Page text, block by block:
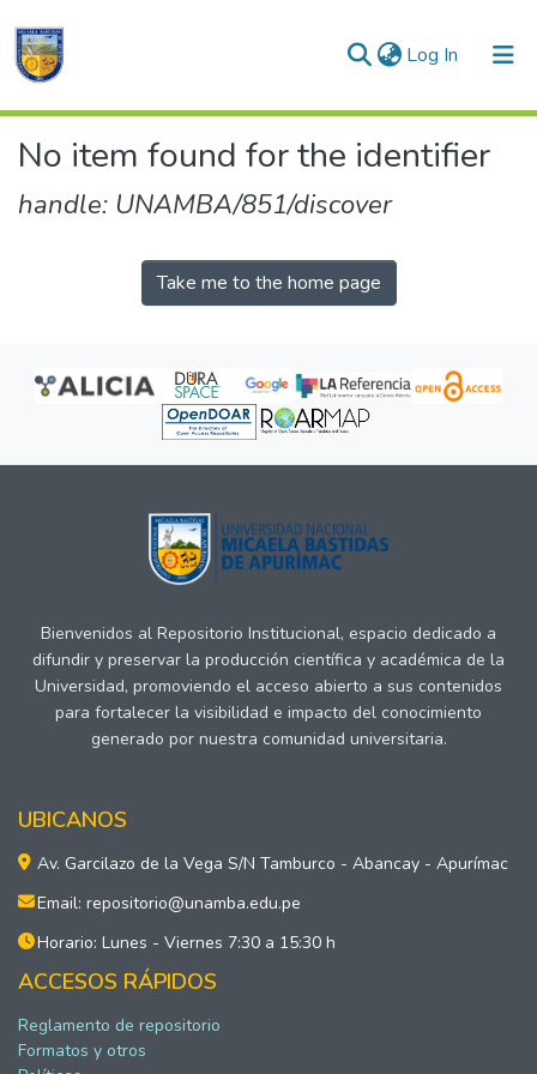
Log In (current)
Communities & Collections
No item found for the identifier
handle: UNAMBA/851/discover
Take me to the home page
Bienvenidos al Repositorio Institucional, espacio dedicado a
difundir y preservar la producción científica y académica de la
Universidad, promoviendo el acceso abierto a sus contenidos
para fortalecer la visibilidad e impacto del conocimiento
generado por nuestra comunidad universitaria.
UBICANOS
Av. Garcilazo de la Vega S/N Tamburco - Abancay - Apurímac
Email: repositorio@unamba.edu.pe
Horario: Lunes - Viernes 7:30 a 15:30 h
ACCESOS RÁPIDOS
Reglamento de repositorio
Formatos y otros